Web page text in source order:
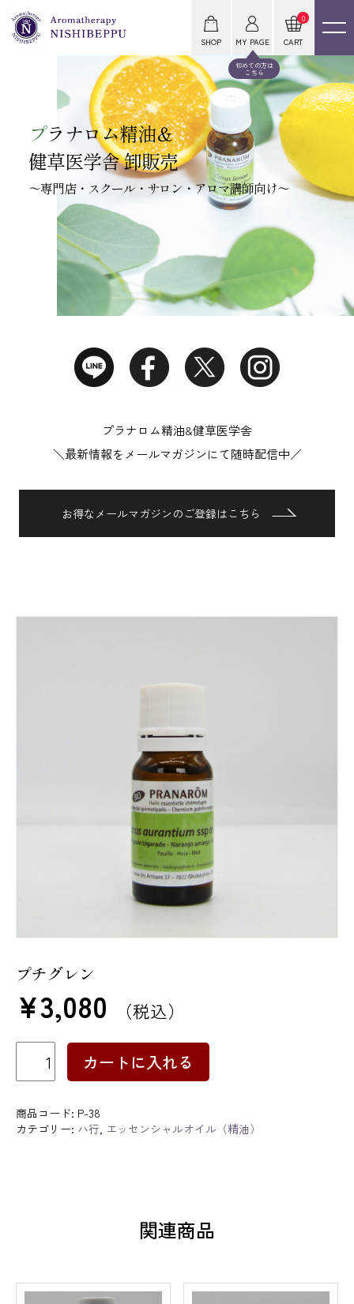
SHOP
初めての方は
こちら
MY PAGE
0
CART
プラナロム精油＆
健草医学舎 卸販売
～専門店・スクール・サロン・アロマ講師向け～
プラナロム精油&健草医学舎
＼最新情報をメールマガジンにて随時配信中／
お得なメールマガジンのご登録はこちら
プチグレン
¥3,080 （税込）
グ
ン
個
カートに入れる
商品コード: P-38
カテゴリー: ハ行, エッセンシャルオイル（精油）
関連商品